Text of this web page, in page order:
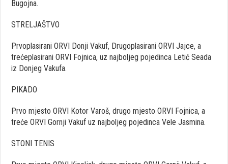
Bugojna.
STRELJAŠTVO
Prvoplasirani ORVI Donji Vakuf, Drugoplasirani ORVI Jajce, a
trećeplasirani ORVI Fojnica, uz najboljeg pojedinca Letić Seada
iz Donjeg Vakufa.
PIKADO
Prvo mjesto ORVI Kotor Varoš, drugo mjesto ORVI Fojnica, a
treće ORVI Gornji Vakuf uz najboljeg pojedinca Vele Jasmina.
STONI TENIS